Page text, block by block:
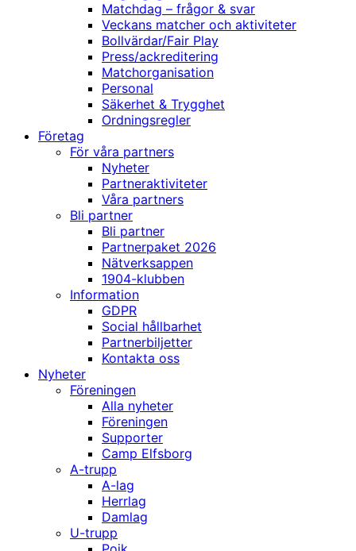
Matchdag – frågor & svar
Veckans matcher och aktiviteter
Bollvärdar/Fair Play
Press/ackreditering
Matchorganisation
Personal
Säkerhet & Trygghet
Ordningsregler
Företag
För våra partners
Nyheter
Partneraktiviteter
Våra partners
Bli partner
Bli partner
Partnerpaket 2026
Nätverksappen
1904-klubben
Information
GDPR
Social hållbarhet
Partnerbiljetter
Kontakta oss
Nyheter
Föreningen
Alla nyheter
Föreningen
Supporter
Camp Elfsborg
A-trupp
A-lag
Herrlag
Damlag
U-trupp